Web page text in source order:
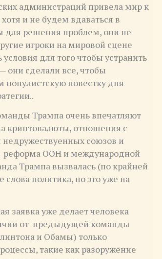
администраций привела мир к
и не будем вдаваться в
для решения проблем, они не
игроки на мировой сцене
для того чтобы устранить
они сделали все, чтобы
популистскую повестку дня
Трампа очень впечатляют
криптовалюты, отношения с
союзов и
реформа ООН и международной
Трампа вызвалась (по крайней
слова политика, но это уже на
заявка уже делает человека
от предыдущей команды
и Обамы) только
такие как разоружение